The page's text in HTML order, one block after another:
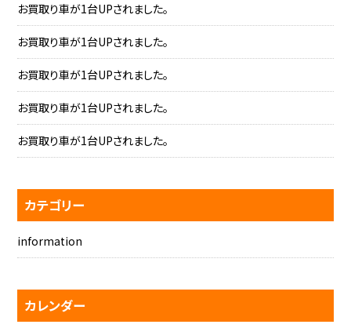
お買取り車が1台UPされました。
お買取り車が1台UPされました。
お買取り車が1台UPされました。
お買取り車が1台UPされました。
お買取り車が1台UPされました。
カテゴリー
information
カレンダー